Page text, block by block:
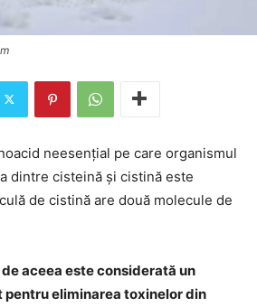
neesențial pe care organismul
dintre cisteină și cistină este
de cistină are două molecule de
aceea este considerată un
eliminarea toxinelor din